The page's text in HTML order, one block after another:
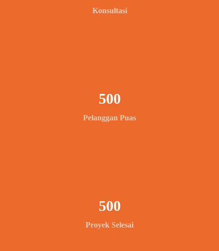
Konsultasi
Pelanggan Puas
500
Proyek Selesai
500